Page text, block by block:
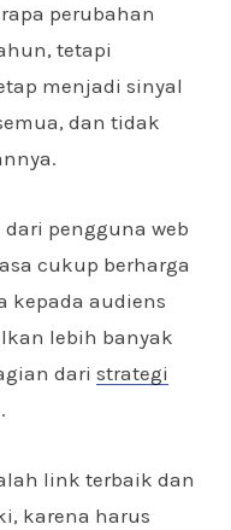
perubahan
tetapi
menjadi sinyal
dan tidak
pengguna web
cukup berharga
kepada audiens
lebih banyak
dari strategi
link terbaik dan
karena harus